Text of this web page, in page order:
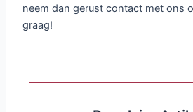
neem dan gerust contact met ons
graag!